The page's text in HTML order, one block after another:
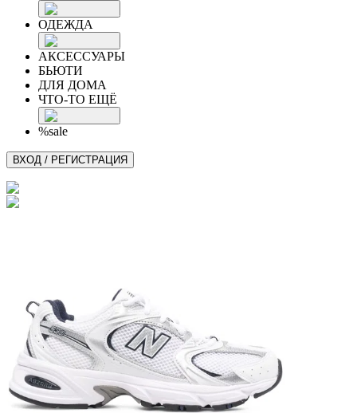
ОДЕЖДА
АКСЕССУАРЫ
БЬЮТИ
ДЛЯ ДОМА
ЧТО-ТО ЕЩЁ
%sale
ВХОД / РЕГИСТРАЦИЯ